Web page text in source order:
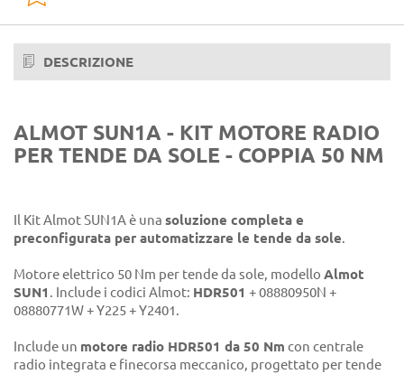
DESCRIZIONE
ALMOT SUN1A - KIT MOTORE RADIO
PER TENDE DA SOLE - COPPIA 50 NM
Il Kit Almot SUN1A è una soluzione completa e
preconfigurata per automatizzare le tende da sole.
Motore elettrico 50 Nm per tende da sole, modello Almot
SUN1 . Include i codici Almot: HDR501 + 08880950N +
08880771W + Y225 + Y2401.
Include un motore radio HDR501 da 50 Nm con centrale
radio integrata e finecorsa meccanico, progettato per tende